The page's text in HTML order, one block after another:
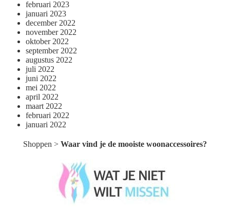
februari 2023
januari 2023
december 2022
november 2022
oktober 2022
september 2022
augustus 2022
juli 2022
juni 2022
mei 2022
april 2022
maart 2022
februari 2022
januari 2022
Shoppen > Waar vind je de mooiste woonaccessoires?